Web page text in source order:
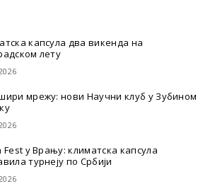
капсула два викенда на
лету
мрежу: нови Научни клуб у Зубином
Fest у Врању: климатска капсула
турнеју по Србији